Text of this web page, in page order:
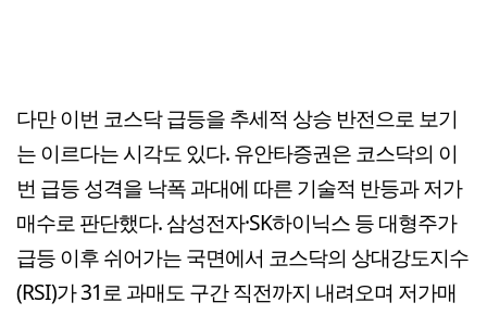
다만 이번 코스닥 급등을 추세적 상승 반전으로 보기
는 이르다는 시각도 있다. 유안타증권은 코스닥의 이
번 급등 성격을 낙폭 과대에 따른 기술적 반등과 저가
매수로 판단했다. 삼성전자·SK하이닉스 등 대형주가
급등 이후 쉬어가는 국면에서 코스닥의 상대강도지수
(RSI)가 31로 과매도 구간 직전까지 내려오며 저가매